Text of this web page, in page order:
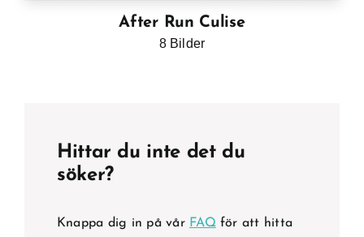
After Run Culise
8 Bilder
Hittar du inte det du
söker?
Knappa dig in på vår FAQför att hitta